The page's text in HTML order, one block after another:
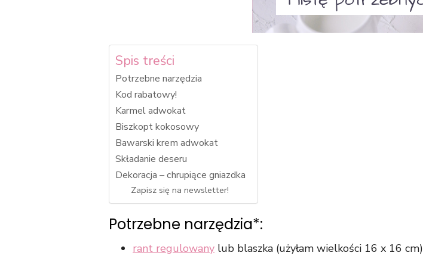
Spis treści
Potrzebne narzędzia
Kod rabatowy!
Karmel adwokat
Biszkopt kokosowy
Bawarski krem adwokat
Składanie deseru
Dekoracja – chrupiące gniazdka
Zapisz się na newsletter!
Potrzebne narzędzia*:
rant regulowany lub blaszka (użyłam wielkości 16 x 16 cm)